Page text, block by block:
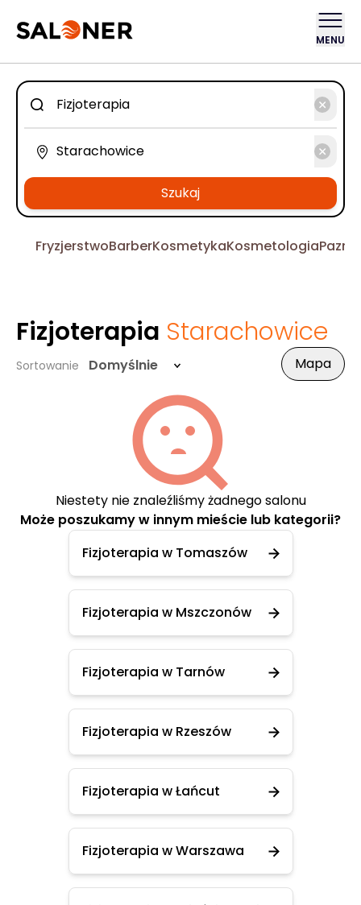
MENU
Szukaj
FryzjerstwoBarberKosmetykaKosmetologia
Fizjoterapia Starachowice
Sortowanie Domyślnie Mapa
Niestety nie znaleźliśmy żadnego salonu
Może poszukamy w innym mieście lub kategorii?
Fizjoterapia w Tomaszów
Fizjoterapia w Mszczonów
Fizjoterapia w Tarnów
Fizjoterapia w Rzeszów
Fizjoterapia w Łańcut
Fizjoterapia w Warszawa